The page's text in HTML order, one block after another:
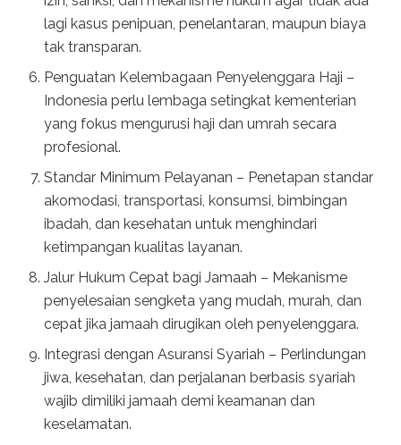
lagi kasus penipuan, penelantaran, maupun biaya
tak transparan.
Penguatan Kelembagaan Penyelenggara Haji –
Indonesia perlu lembaga setingkat kementerian
yang fokus mengurusi haji dan umrah secara
profesional.
Standar Minimum Pelayanan – Penetapan standar
akomodasi, transportasi, konsumsi, bimbingan
ibadah, dan kesehatan untuk menghindari
ketimpangan kualitas layanan.
Jalur Hukum Cepat bagi Jamaah – Mekanisme
penyelesaian sengketa yang mudah, murah, dan
cepat jika jamaah dirugikan oleh penyelenggara.
Integrasi dengan Asuransi Syariah – Perlindungan
jiwa, kesehatan, dan perjalanan berbasis syariah
wajib dimiliki jamaah demi keamanan dan
keselamatan.